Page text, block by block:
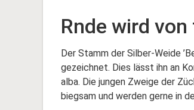
Rnde wird
Der Stamm der Silber-Weide
gezeichnet. Dies lässt ihn an
alba. Die jungen Zweige der
biegsam und werden gerne in